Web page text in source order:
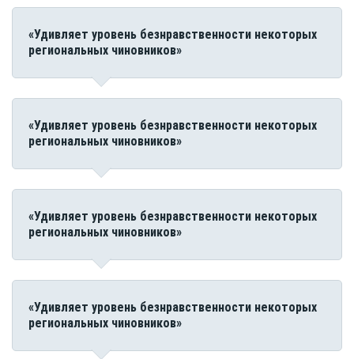
«Удивляет уровень безнравственности некоторых
региональных чиновников»
«Удивляет уровень безнравственности некоторых
региональных чиновников»
«Удивляет уровень безнравственности некоторых
региональных чиновников»
«Удивляет уровень безнравственности некоторых
региональных чиновников»